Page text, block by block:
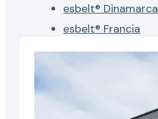
esbelt® Dinamarca
esbelt® Francia